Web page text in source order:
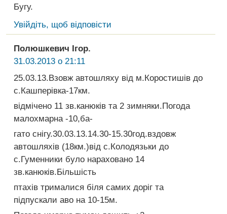
Бугу.
Увійдіть, щоб відповісти
Полюшкевич Ігор.
31.03.2013 о 21:11
25.03.13.Взовж автошляху від м.Коростишів до
с.Кашперівка-17км.
відмічено 11 зв.канюків та 2 зимняки.Погода
малохмарна -10,ба-
гато снігу.30.03.13.14.30-15.30год.вздовж
автошляхів (18км.)від с.Колодязьки до
с.Гуменники було нараховано 14
зв.канюків.Більшість
птахів трималися біля самих доріг та
підпускали аво на 10-15м.